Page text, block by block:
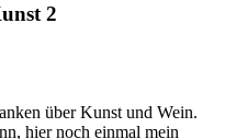
2
über Kunst und Wein.
hier noch einmal mein